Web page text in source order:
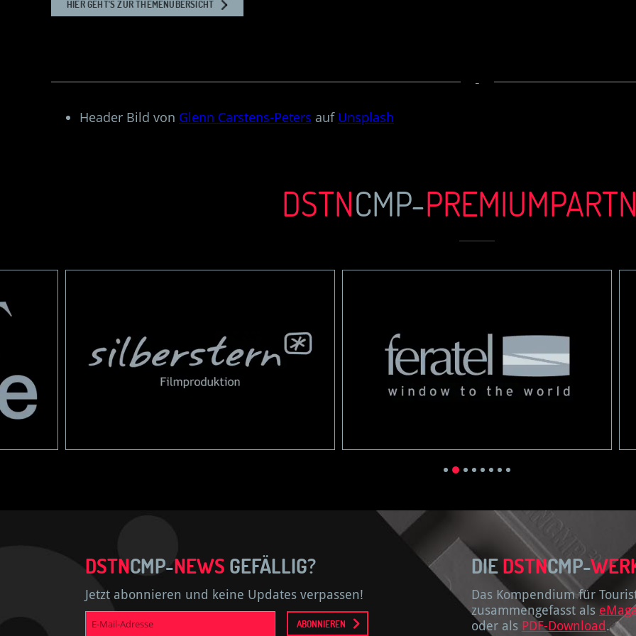
HIER GEHT'S ZUR THEMENÜBERSICHT
-
Header Bild von Glenn Carstens-Peters auf Unsplash
DSTNCMP-PREMIUM
DSTNCMP-NEWS GEFÄLLIG?
Jetzt abonnieren und keine Updates verpassen!
Mail-
ABONNIEREN
DIEDSTNCMP-
Das Kompendium für
zusammengefasst als
oder als PDF-Download.